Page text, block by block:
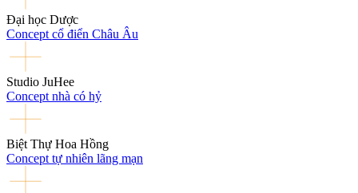
Đại học Dược
Concept cổ điển Châu Âu
Studio JuHee
Concept nhà có hỷ
Biệt Thự Hoa Hồng
Concept tự nhiên lãng mạn